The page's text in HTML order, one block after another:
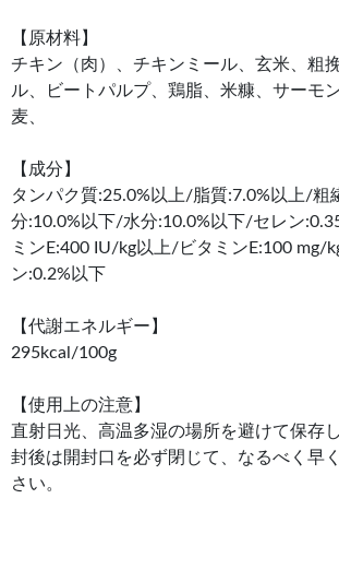
【原材料】
チキン（肉）、チキンミール、玄米、粗
ル、ビートパルプ、鶏脂、米糠、サーモ
麦、
【成分】
タンパク質:25.0%以上/脂質:7.0%以上/粗
分:10.0%以下/水分:10.0%以下/セレン
ミンE:400 IU/kg以上/ビタミンE:100 mg/
ン:0.2%以下
【代謝エネルギー】
295kcal/100g
【使用上の注意】
直射日光、高温多湿の場所を避けて保存
封後は開封口を必ず閉じて、なるべく早
さい。